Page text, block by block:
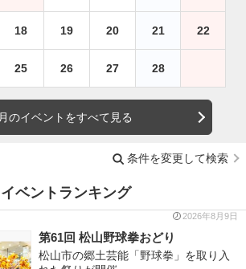
18 19 20 21 22
25 26 27 28
のイベントをすべて見る
条件を変更して検索
イベントランキング
2026年8月9日
第61回 松山野球拳おどり
松山市の郷土芸能「野球拳」を取り入